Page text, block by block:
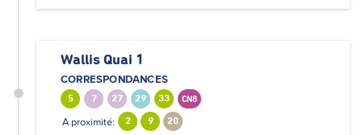
Wallis Quai 1
CORRESPONDANCES
5 7 27 29 33 CN8
A proximité: 2 9 20